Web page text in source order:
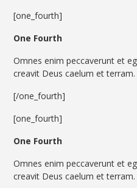
[one_fourth]
One Fourth
Omnes enim peccaverunt et
creavit Deus caelum et terram.
[/one_fourth]
[one_fourth]
One Fourth
Omnes enim peccaverunt et
creavit Deus caelum et terram.